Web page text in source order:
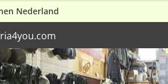
Nederland